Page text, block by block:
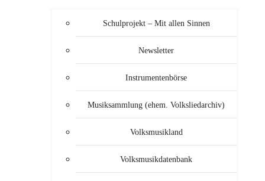
Schulprojekt – Mit allen Sinnen
Newsletter
Instrumentenbörse
Musiksammlung (ehem. Volksliedarchiv)
Volksmusikland
Volksmusikdatenbank